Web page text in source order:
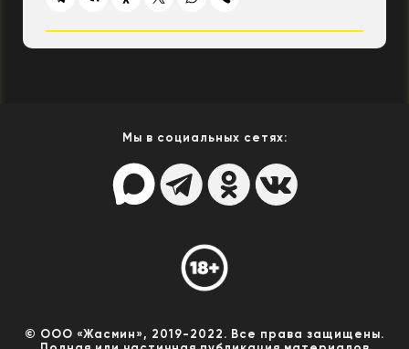
Мы в социальных сетях:
© ООО «Жасмин», 2019-2022. Все права защищены.